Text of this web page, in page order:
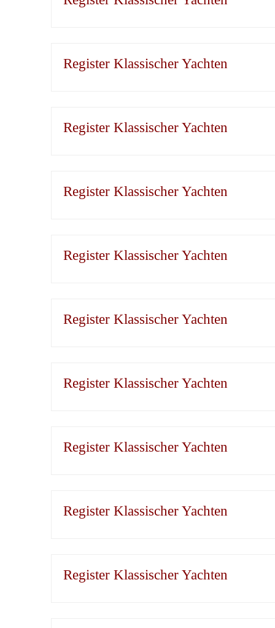
Register Klassischer Yachten
Register Klassischer Yachten
Register Klassischer Yachten
Register Klassischer Yachten
Register Klassischer Yachten
Register Klassischer Yachten
Register Klassischer Yachten
Register Klassischer Yachten
Register Klassischer Yachten